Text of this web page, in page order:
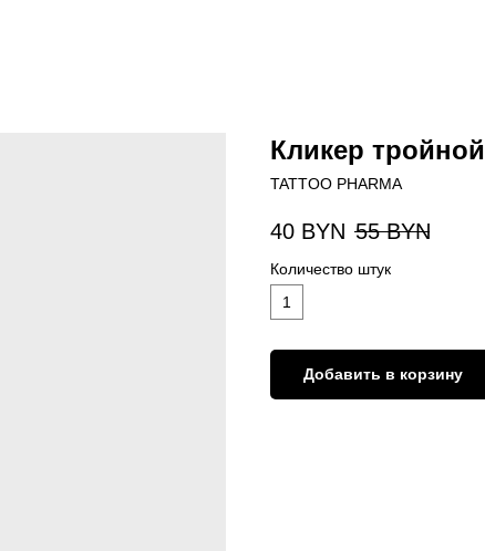
Кликер тройной
TATTOO PHARMA
40 BYN 55 BYN
Количество штук
1
Добавить в корзину